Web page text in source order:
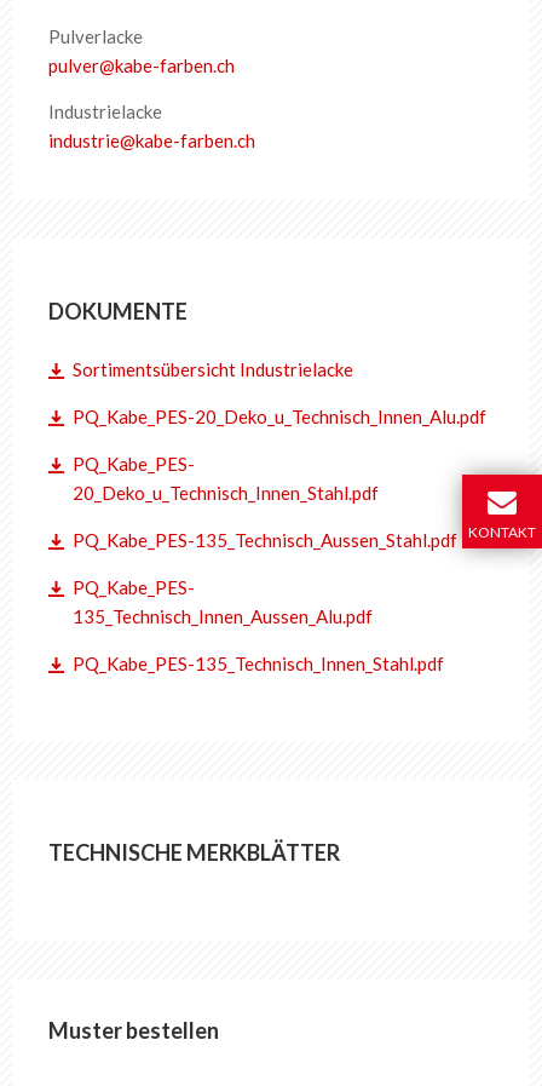
Pulverlacke
pulver@kabe-farben.ch
Industrielacke
industrie@kabe-farben.ch
DOKUMENTE
Sortimentsübersicht Industrielacke
PQ_Kabe_PES-20_Deko_u_Technisch_Innen_Alu.pdf
PQ_Kabe_PES-
20_Deko_u_Technisch_Innen_Stahl.pdf
PQ_Kabe_PES-135_Technisch_Aussen_Stahl.pdf
PQ_Kabe_PES-
135_Technisch_Innen_Aussen_Alu.pdf
PQ_Kabe_PES-135_Technisch_Innen_Stahl.pdf
TECHNISCHE MERKBLÄTTER
Muster bestellen
KONTAKT